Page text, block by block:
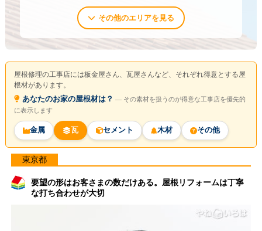
その他のエリアを見る
屋根修理の工事店には板金屋さん、瓦屋さんなど、それぞれ得意とする屋
根材があります。
あなたのお家の屋根材は？ ― その素材を扱うのが得意な工事店を優先的
に表示します
金属 瓦 セメント 木材 その他
東京都
要望の形はお客さまの数だけある。屋根リフォームは丁寧
な打ち合わせが大切